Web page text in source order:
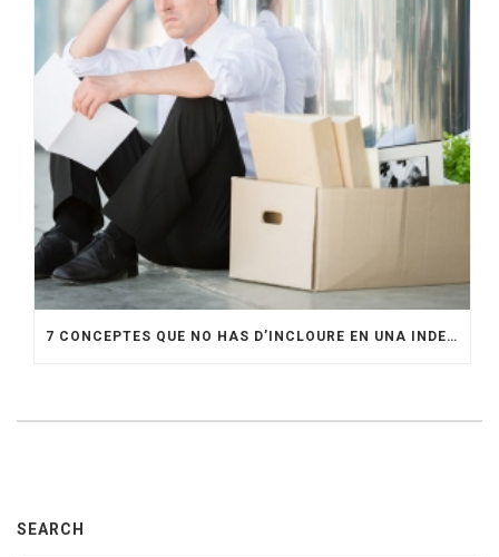
7 CONCEPTES QUE NO HAS D’INCLOURE EN UNA INDEMNITZACIÓ PER ACOMIADAMENT
SEARCH